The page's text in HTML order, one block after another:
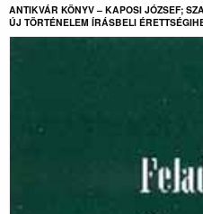
ANTIKVÁR KÖNYV – KAPOSI JÓZSEF;
ÚJ TÖRTÉNELEM ÍRÁSBELI